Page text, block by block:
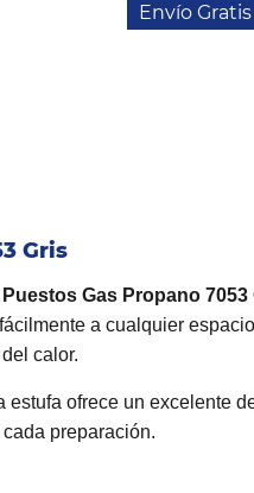
Envío Gratis
Gris
Gas Propano 7053
a cualquier
calor.
ofrece un excelente
preparación.